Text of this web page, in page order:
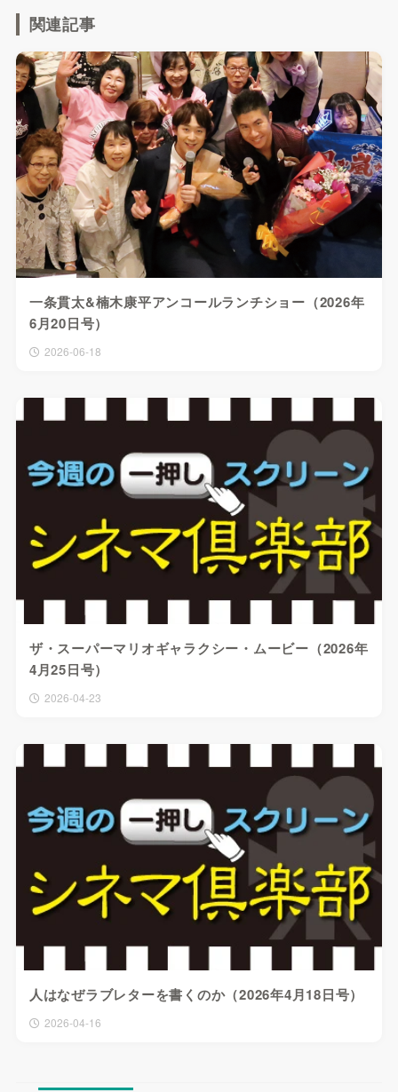
関連記事
一条貫太&楠木康平アンコールランチショー（2026年
6月20日号）
2026-06-18
ザ・スーパーマリオギャラクシー・ムービー（2026年
4月25日号）
2026-04-23
人はなぜラブレターを書くのか（2026年4月18日号）
2026-04-16